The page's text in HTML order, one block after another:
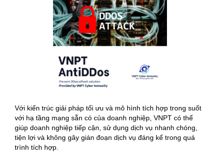
Với kiến trúc giải pháp tối ưu và mô hình tích hợp trong suốt
với hạ tầng mạng sẵn có của doanh nghiệp, VNPT có thể
giúp doanh nghiệp tiếp cận, sử dụng dịch vụ nhanh chóng,
tiện lợi và không gây gián đoạn dịch vụ đáng kể trong quá
trình tích hợp.